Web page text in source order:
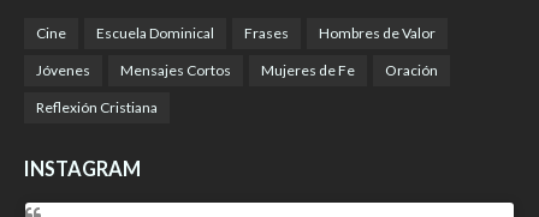
Cine Escuela Dominical Frases Hombres de Valor
Jóvenes Mensajes Cortos Mujeres de Fe Oración
Reflexión Cristiana
INSTAGRAM